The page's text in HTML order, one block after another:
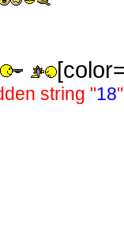
string "18